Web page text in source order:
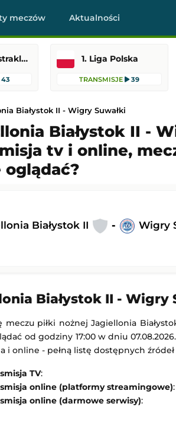
meczów Aktualności
PKO BP Ekstraklasa 1. Liga Polska
TRANSMISJE 39
Białystok II - Wigry Suwałki
- Club Pachuca
MLS Liga MX
Angielskiej
23:00
- Stevenage
Angielskiej
AC Monza
Mecz
2.
Dodany:
Polonia
1. Liga
Białystok II -
tv i online,
oglądać?
Białystok II - Wigry
Białystok II - Wigry
meczu piłki nożnej Jagiellonia
od godziny 17:00 w dniu
i online - pełną listę dostępnych
TV:
online (platformy streamingowe):
online (darmowe serwisy):